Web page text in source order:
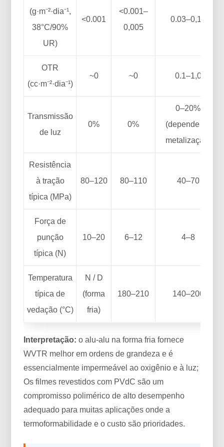
(g·m⁻²·dia⁻¹,
38°C/90%
UR)
<0.001
<0.001–
0,005
0.03–0,12
OTR
(cc·m⁻²·dia⁻¹)
~0 ~0 0.1–1,0
Transmissão
de luz
0% 0%
0–20%
(depende da
metalização)
Resistência
à tração
típica (MPa)
80–120 80–110 40–70
Força de
punção
típica (N)
10–20 6–12 4–8
Temperatura
típica de
vedação (°C)
N / D
(forma
fria)
180–210 140–200
Interpretação: o alu-alu na forma fria fornece
WVTR melhor em ordens de grandeza e é
essencialmente impermeável ao oxigênio e à luz;
Os filmes revestidos com PVdC são um
compromisso polimérico de alto desempenho
adequado para muitas aplicações onde a
termoformabilidade e o custo são prioridades.